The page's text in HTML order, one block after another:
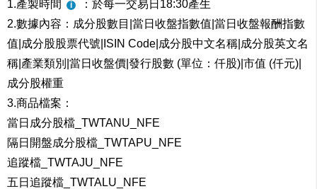
1.產製時間
：於每一交易日18:30產生
2.數據內容：成分股數目|當日收盤指數值|當日收盤報酬指數
值|成分股股票代號|ISIN Code|成分股中文名稱|成分股英文名
稱|產業類別|當日收盤價|發行股數 (單位：仟股)|市值 (仟元)|
成分股權重
3.商品檔案：
當日成分股檔_TWTANU_NFE
隔日開盤成分股檔_TWTAPU_NFE
追蹤檔_TWTAJU_NFE
五日追蹤檔_TWTALU_NFE